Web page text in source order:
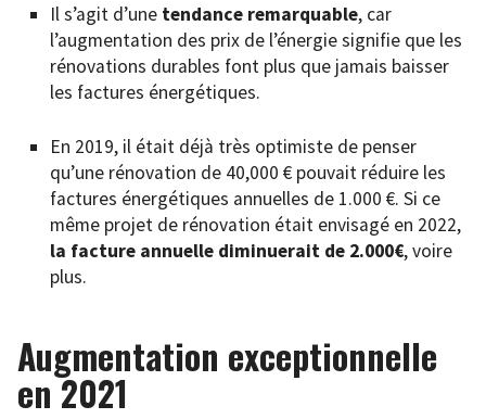
Il s’agit d’une tendance remarquable, car
l’augmentation des prix de l’énergie signifie que les
rénovations durables font plus que jamais baisser
les factures énergétiques.
En 2019, il était déjà très optimiste de penser
qu’une rénovation de 40,000 € pouvait réduire les
factures énergétiques annuelles de 1.000 €. Si ce
même projet de rénovation était envisagé en 2022,
la facture annuelle diminuerait de 2.000€, voire
plus.
Augmentation exceptionnelle
en 2021